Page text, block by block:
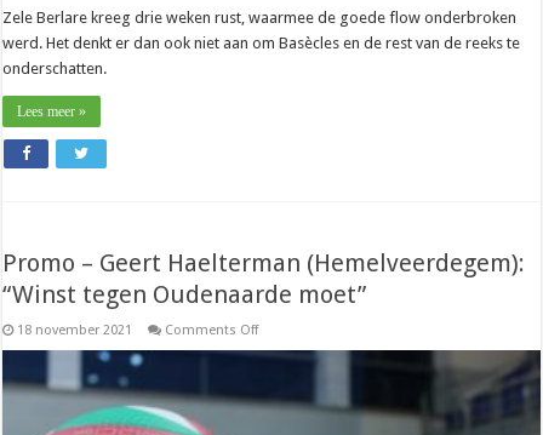
Zele Berlare kreeg drie weken rust, waarmee de goede flow onderbroken
werd. Het denkt er dan ook niet aan om Basècles en de rest van de reeks te
onderschatten.
Lees meer »
Promo – Geert Haelterman (Hemelveerdegem):
“Winst tegen Oudenaarde moet”
18 november 2021 Comments Offon
–
(Hemelveerdegem):